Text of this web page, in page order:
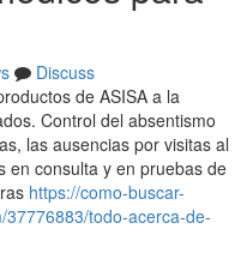
Discuss
de ASISA a la
Control del absentismo
las ausencias por visitas al
en consulta y en pruebas de
https://como-buscar-
todo-acerca-de-